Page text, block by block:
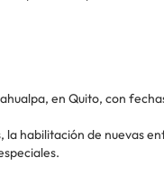
en Quito, con
habilitación de nuevas